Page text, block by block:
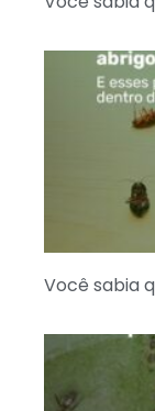
Você sabia